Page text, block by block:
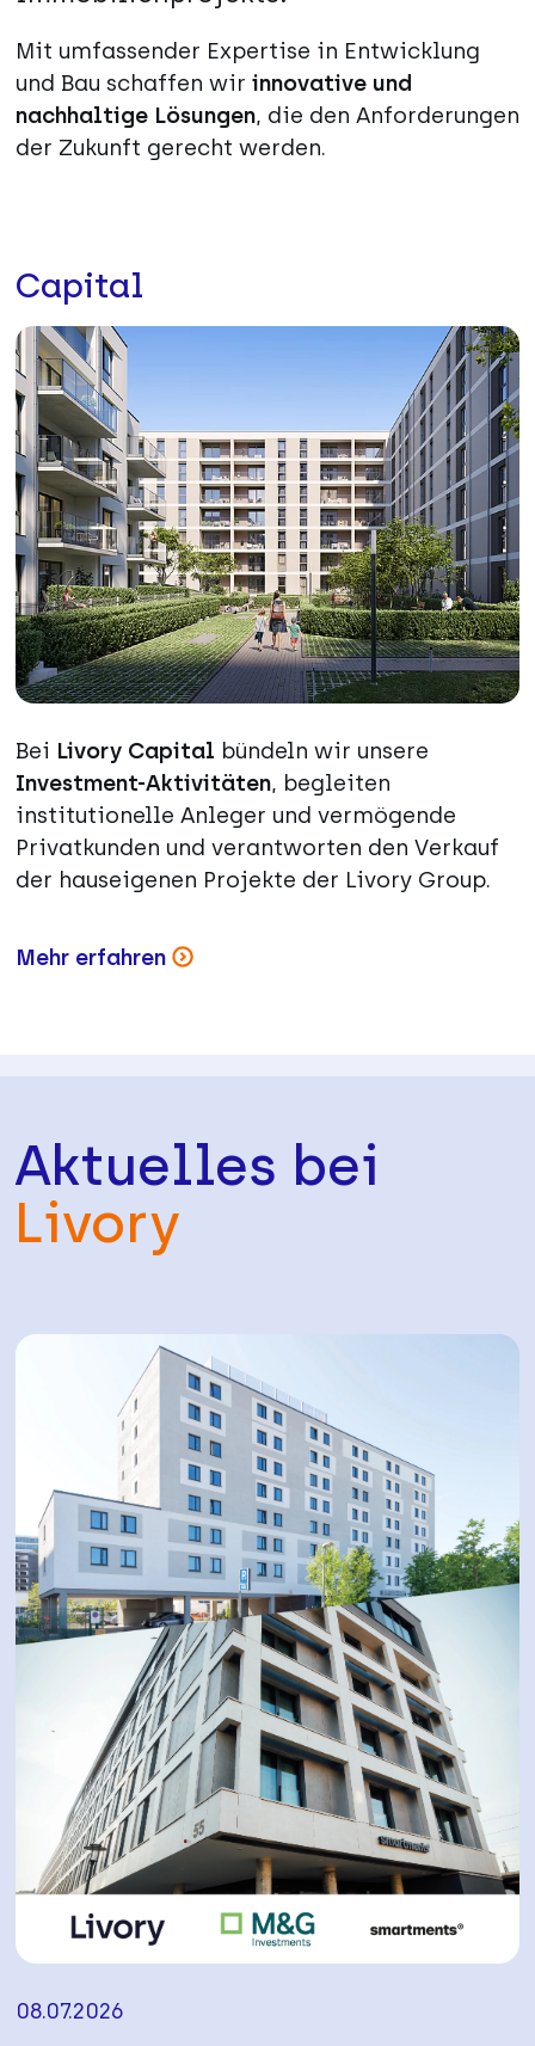
Mit umfassender Expertise in Entwicklung
und Bau schaffen wir innovative und
nachhaltige Lösungen, die den Anforderungen
der Zukunft gerecht werden.
Capital
Bei Livory Capital bündeln wir unsere
Investment-Aktivitäten, begleiten
institutionelle Anleger und vermögende
Privatkunden und verantworten den Verkauf
der hauseigenen Projekte der Livory Group.
Mehr erfahren
Aktuelles bei
Livory
08.07.2026